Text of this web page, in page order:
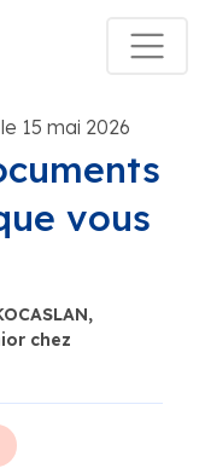
15 mai 2026
vous
chez